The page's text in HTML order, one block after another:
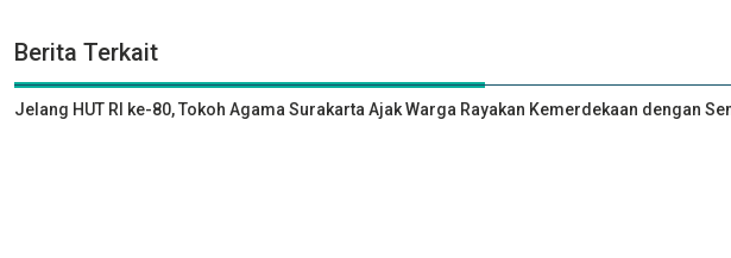
Berita Terkait
Jelang HUT RI ke-80, Tokoh Agama Surakarta Ajak Warga Rayakan Kemerdekaan dengan